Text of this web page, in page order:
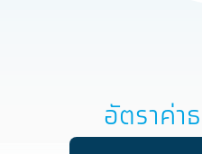
อัตราค่า